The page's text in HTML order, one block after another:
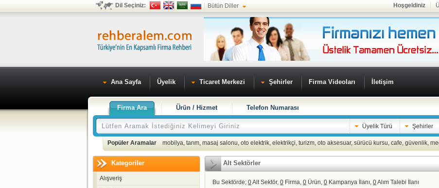
Dil Seçiniz: Bütün Diller Hoşgeldiniz
Ana Sayfa Üyelik Ticaret Merkezi Şehirler Firma Videoları İletişim
Firma Ara Ürün / Hizmet Telefon Numarası
Üyelik Türü Şehirler
Popüler Aramalar mobilya, tarım, masaj salonu, oto elektrik, elektrikçi, turizm, oto aksesuar, sürücü kursu, cafe, güvenlik,
Kategoriler
Alışveriş
Alt Sektörler
Bu Sektörde; 0Alt Sektör, 0 Firma, 0 Ürün, 0 Kampanya İlanı, 0Alım Talebi İlanı